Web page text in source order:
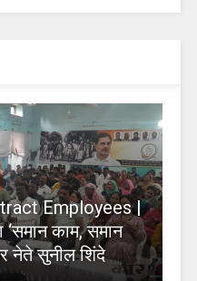
Employees |
‘समान काम, समान
नेते सुनील शिंदे